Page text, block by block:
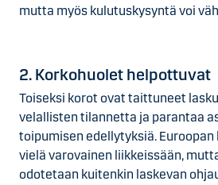
mutta myös kulutuskysyntä voi
2. Korkohuolet helpottuvat
Toiseksi korot ovat taittuneet
velallisten tilannetta ja parantaa
toipumisen edellytyksiä. Euroopan
vielä varovainen liikkeissään,
odotetaan kuitenkin laskevan